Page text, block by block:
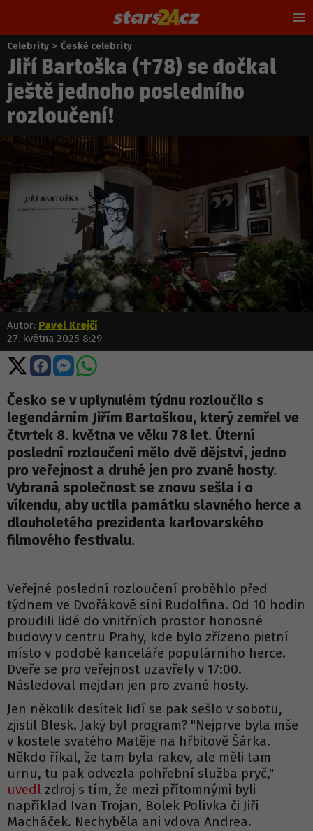
Nacházíte
se
zde:
Celebrity > České celebrity
Jiří Bartoška (†78) se dočkal
ještě jednoho posledního
rozloučení!
Autor: Pavel Krejčí
27. května 2025 8:29
Sdílet
na
X
Sdílet
na
Facebooku
Sdílet
na
Messengeru
Sdílet
WhatsApp
Česko se v uplynulém týdnu rozloučilo s
legendárním Jiřím Bartoškou, který zemřel ve
čtvrtek 8. května ve věku 78 let. Úterní
poslední rozloučení mělo dvě dějství, jedno
pro veřejnost a druhé jen pro zvané hosty.
Vybraná společnost se znovu sešla i o
víkendu, aby uctila památku slavného herce a
dlouholetého prezidenta karlovarského
filmového festivalu.
Veřejné poslední rozloučení proběhlo před
týdnem ve Dvořákově síni Rudolfina. Od 10 hodin
proudili lidé do vnitřních prostor honosné
budovy v centru Prahy, kde bylo zřízeno pietní
místo v podobě kanceláře populárního herce.
Dveře se pro veřejnost uzavřely v 17:00.
Následoval mejdan jen pro zvané hosty.
Jen několik desítek lidí se pak sešlo v sobotu,
zjistil Blesk. Jaký byl program? "Nejprve byla mše
v kostele svatého Matěje na hřbitově Šárka.
Někdo říkal, že tam byla rakev, ale měli tam
urnu, tu pak odvezla pohřební služba pryč,"
uvedl zdroj s tím, že mezi přítomnými byli
například Ivan Trojan, Bolek Polívka či Jiří
Macháček. Nechyběla ani vdova Andrea.